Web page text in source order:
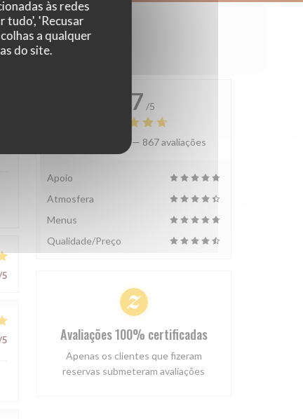
às redes
tudo', 'Recusar
a qualquer
do site.
4.7 /5
Avaliação média — 867 avaliações
Apoio
Atmosfera
Menus
Qualidade/Preço
Avaliações 100% certificadas
Apenas os clientes que fizeram
reservas submeteram avaliações